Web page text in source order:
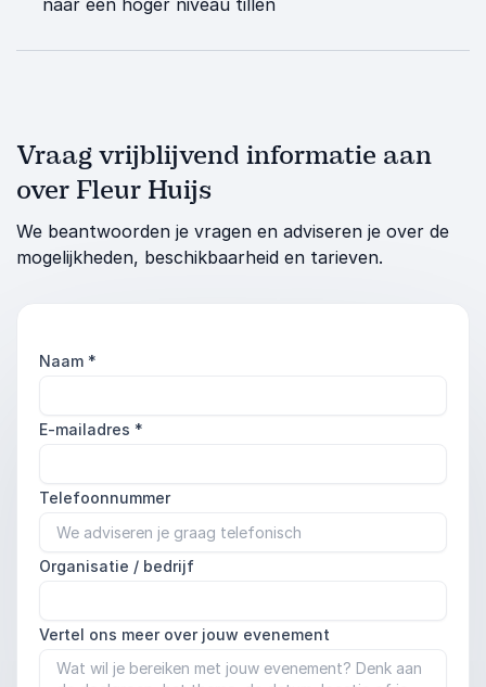
naar een hoger niveau tillen
Vraag vrijblijvend informatie aan
over Fleur Huijs
We beantwoorden je vragen en adviseren je over de
mogelijkheden, beschikbaarheid en tarieven.
Naam *
E-mailadres *
Telefoonnummer
Organisatie / bedrijf
Vertel ons meer over jouw evenement